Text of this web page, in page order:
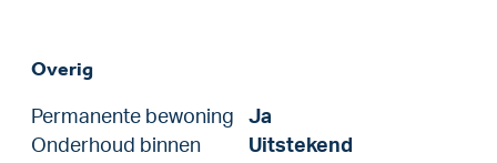
Overig
Permanente bewoning
Ja
Onderhoud binnen
Uitstekend